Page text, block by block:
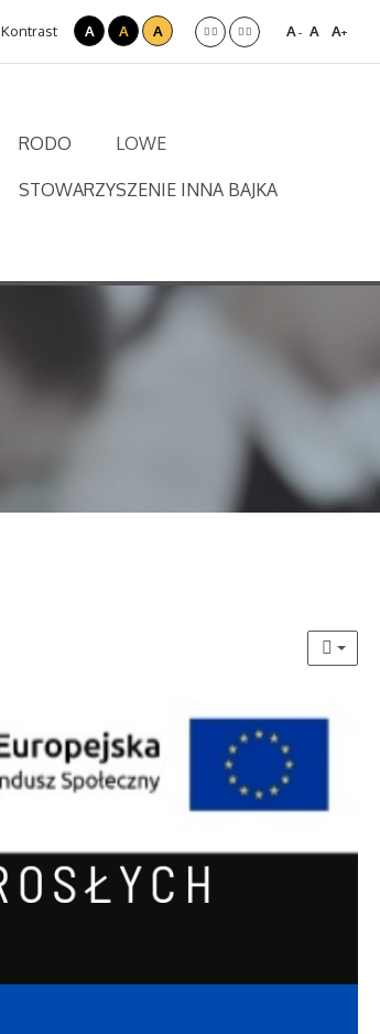
Kontrast A A A A- A A+
RODO LOWE
STOWARZYSZENIE INNA BAJKA